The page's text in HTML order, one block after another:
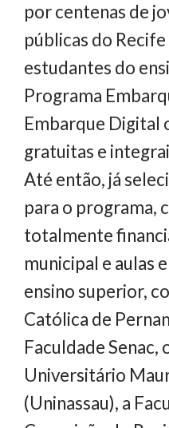
por centenas de
públicas do
estudantes do
Programa
Embarque Digital
gratuitas e
Até então, já
para o programa,
totalmente
municipal e aulas
ensino superior,
Católica de
Faculdade Senac,
Universitário
(Uninassau), a